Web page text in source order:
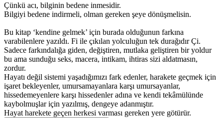
Çünkü acı, bilginin bedene inmesidir.
Bilgiyi bedene indirmeli, olman gereken şeye dönüşmelisin.
Bu kitap ‘kendine gelmek’ için burada olduğunun farkına
varabilenlere yazıldı. Fi ile çıkılan yolculuğun tek durağıdır Çi.
Sadece farkındalığa giden, değiştiren, mutlaka geliştiren bir yoldur
bu ama sunduğu seks, macera, intikam, ihtiras sizi aldatmasın,
zordur.
Hayatı değil sistemi yaşadığımızı fark edenler, harakete geçmek için
işaret bekleyenler, umursamayanlara karşı umursayanlar,
hissedemeyenlere karşı hissedenler adına ve kendi tekâmülünde
kaybolmuşlar için yazılmış, dengeye adanmıştır.
Hayat harekete geçen herkesi varması gereken yere götürür.